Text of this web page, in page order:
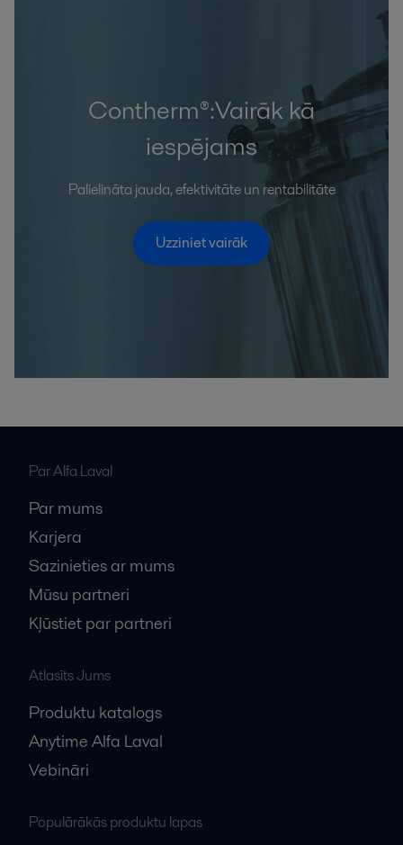
Contherm®:Vairāk kā
iespējams
Palielināta jauda, efektivitāte un rentabilitāte
Uzziniet vairāk
Par Alfa Laval
Par mums
Karjera
Sazinieties ar mums
Mūsu partneri
Kļūstiet par partneri
Atlasīts Jums
Produktu katalogs
Anytime Alfa Laval
Vebināri
Populārākās produktu lapas